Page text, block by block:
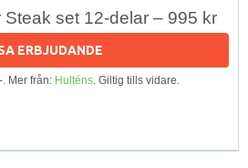
Steak set 12-delar – 995 kr
ERBJUDANDE
Mer från: Hulténs. Giltig tills vidare.